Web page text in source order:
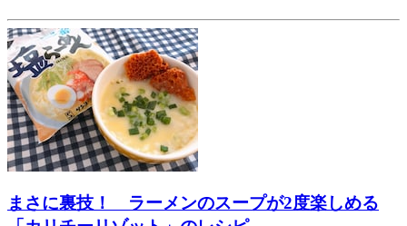
まさに裏技！ ラーメンのスープが2度楽しめる